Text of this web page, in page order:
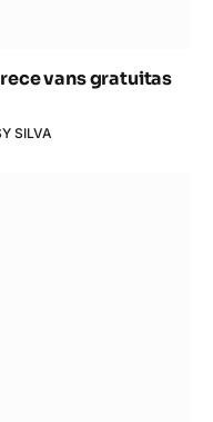
vans gratuitas
SILVA